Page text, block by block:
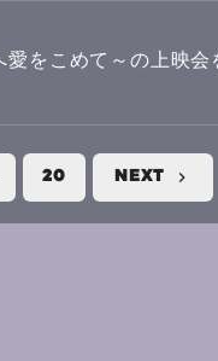
をこめて～の上映会
20 NEXT